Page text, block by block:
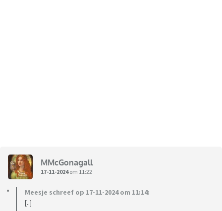
MMcGonagall
17-11-2024om 11:22
Meesje schreef op 17-11-2024 om 11:14:
[..]